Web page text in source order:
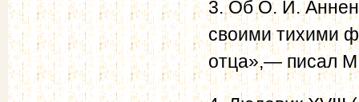
3. Об О. И.
своими тихими
отца»,— писал